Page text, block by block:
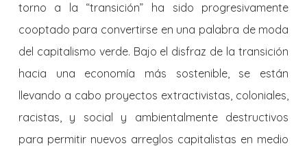
torno a la “transición” ha sido progresivamente
cooptado para convertirse en una palabra de moda
del capitalismo verde. Bajo el disfraz de la transición
hacia una economía más sostenible, se están
llevando a cabo proyectos extractivistas, coloniales,
racistas, y social y ambientalmente destructivos
para permitir nuevos arreglos capitalistas en medio